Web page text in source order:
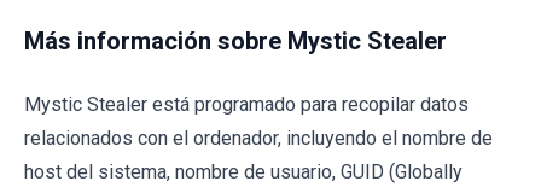
Más información sobre Mystic Stealer
Mystic Stealer está programado para recopilar datos
relacionados con el ordenador, incluyendo el nombre de
host del sistema, nombre de usuario, GUID (Globally